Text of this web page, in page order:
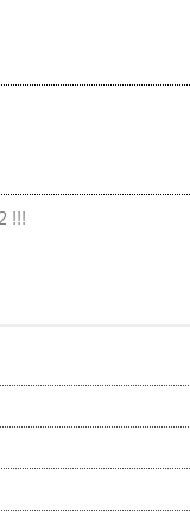
!!!